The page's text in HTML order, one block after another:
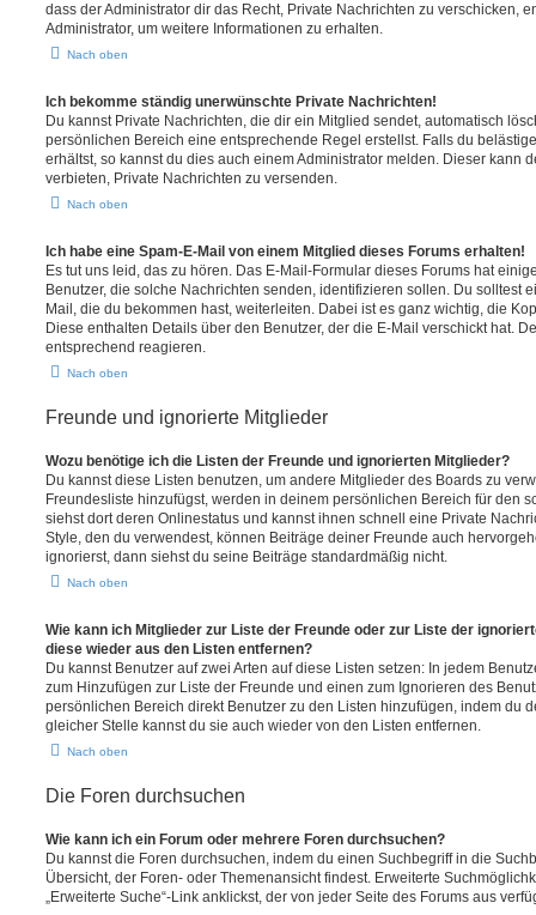
dass der Administrator dir das Recht, Private Nachrichten zu verschicken,
Administrator, um weitere Informationen zu erhalten.
Nach oben
Ich bekomme ständig unerwünschte Private Nachrichten!
Du kannst Private Nachrichten, die dir ein Mitglied sendet, automatisch
persönlichen Bereich eine entsprechende Regel erstellst. Falls du
erhältst, so kannst du dies auch einem Administrator melden. Dieser kann
verbieten, Private Nachrichten zu versenden.
Nach oben
Ich habe eine Spam-E-Mail von einem Mitglied dieses Forums erhalten!
Es tut uns leid, das zu hören. Das E-Mail-Formular dieses Forums hat
Benutzer, die solche Nachrichten senden, identifizieren sollen. Du solltest
Mail, die du bekommen hast, weiterleiten. Dabei ist es ganz wichtig, die
Diese enthalten Details über den Benutzer, der die E-Mail verschickt hat.
entsprechend reagieren.
Nach oben
Freunde und ignorierte Mitglieder
Wozu benötige ich die Listen der Freunde und ignorierten Mitglieder?
Du kannst diese Listen benutzen, um andere Mitglieder des Boards zu
Freundesliste hinzufügst, werden in deinem persönlichen Bereich für den
siehst dort deren Onlinestatus und kannst ihnen schnell eine Private
Style, den du verwendest, können Beiträge deiner Freunde auch
ignorierst, dann siehst du seine Beiträge standardmäßig nicht.
Nach oben
Wie kann ich Mitglieder zur Liste der Freunde oder zur Liste der
diese wieder aus den Listen entfernen?
Du kannst Benutzer auf zwei Arten auf diese Listen setzen: In jedem
zum Hinzufügen zur Liste der Freunde und einen zum Ignorieren des
persönlichen Bereich direkt Benutzer zu den Listen hinzufügen, indem du
gleicher Stelle kannst du sie auch wieder von den Listen entfernen.
Nach oben
Die Foren durchsuchen
Wie kann ich ein Forum oder mehrere Foren durchsuchen?
Du kannst die Foren durchsuchen, indem du einen Suchbegriff in die
Übersicht, der Foren- oder Themenansicht findest. Erweiterte
„Erweiterte Suche“-Link anklickst, der von jeder Seite des Forums aus